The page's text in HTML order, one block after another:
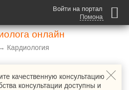
Войти на портал
Помона
онлайн
→ Кардиология
качественную консультацию
консультации доступны и